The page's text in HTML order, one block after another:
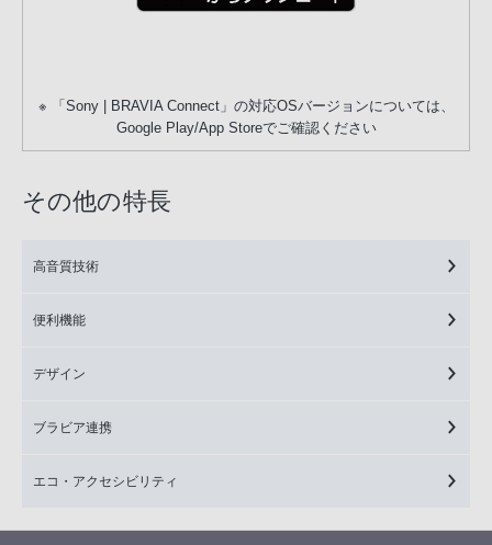
※ 「Sony | BRAVIA Connect」の対応OSバージョンについては、
Google Play/App Storeでご確認ください
その他の特長
高音質技術
便利機能
デザイン
ブラビア連携
エコ・アクセシビリティ